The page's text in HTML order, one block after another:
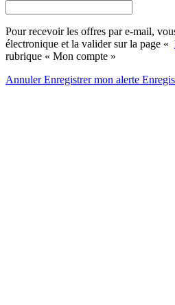
Pour recevoir les offres par e-mail,
électronique et la valider sur la page «
rubrique « Mon compte »
AnnulerEnregistrer mon alerte